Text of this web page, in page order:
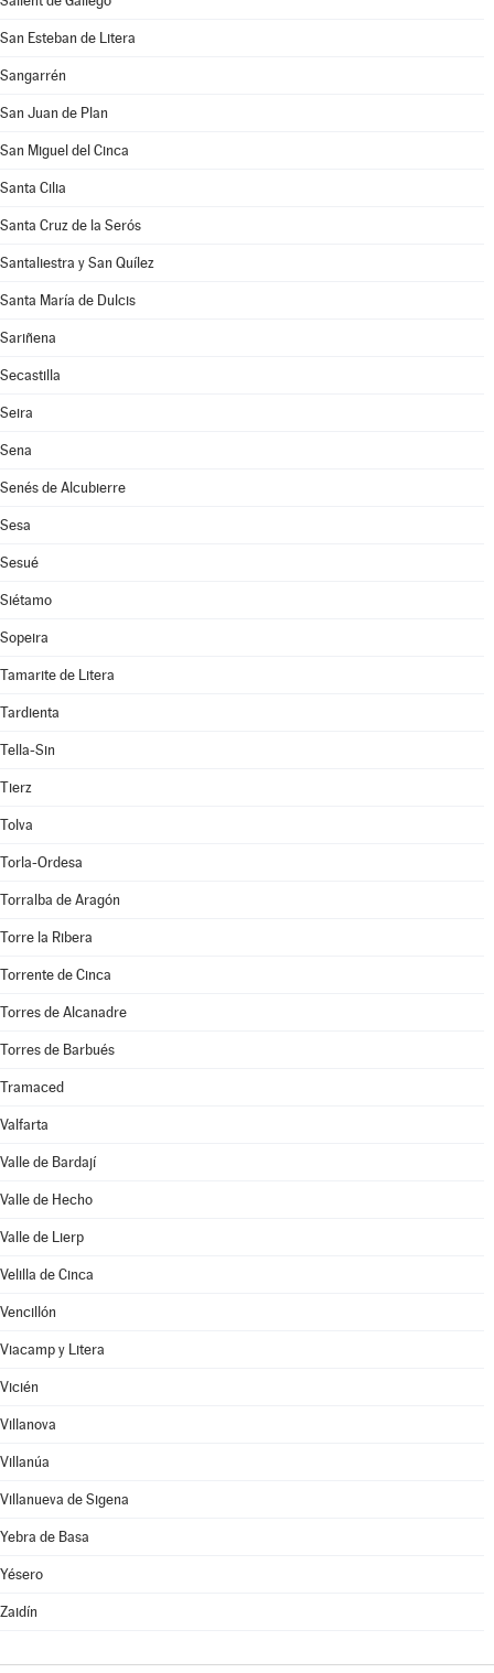
San Esteban de Litera
Sangarrén
San Juan de Plan
San Miguel del Cinca
Santa Cilia
Santa Cruz de la Serós
Santaliestra y San Quílez
Santa María de Dulcis
Sariñena
Secastilla
Seira
Sena
Senés de Alcubierre
Sesa
Sesué
Siétamo
Sopeira
Tamarite de Litera
Tardienta
Tella-Sin
Tierz
Tolva
Torla-Ordesa
Torralba de Aragón
Torre la Ribera
Torrente de Cinca
Torres de Alcanadre
Torres de Barbués
Tramaced
Valfarta
Valle de Bardají
Valle de Hecho
Valle de Lierp
Velilla de Cinca
Vencillón
Viacamp y Litera
Vicién
Villanova
Villanúa
Villanueva de Sigena
Yebra de Basa
Yésero
Zaidín